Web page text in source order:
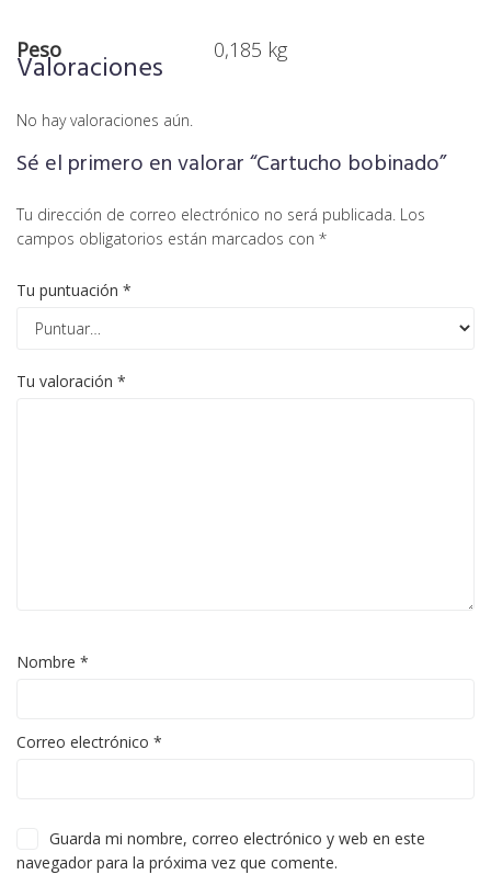
Peso 0,185 kg
Valoraciones
No hay valoraciones aún.
Sé el primero en valorar “Cartucho bobinado”
Tu dirección de correo electrónico no será publicada. Los
campos obligatorios están marcados con *
Tu puntuación *
Tu valoración *
Nombre *
Correo electrónico *
Guarda mi nombre, correo electrónico y web en este
navegador para la próxima vez que comente.